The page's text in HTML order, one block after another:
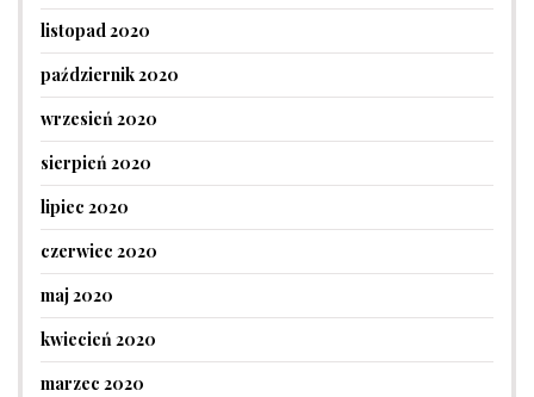
listopad 2020
październik 2020
wrzesień 2020
sierpień 2020
lipiec 2020
czerwiec 2020
maj 2020
kwiecień 2020
marzec 2020